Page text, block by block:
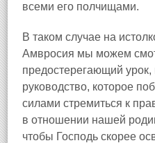
всеми его полчищами.
В таком случае на
Амвросия мы можем
предостерегающий урок,
руководство, которое
силами стремиться к
в отношении нашей
чтобы Господь скорее